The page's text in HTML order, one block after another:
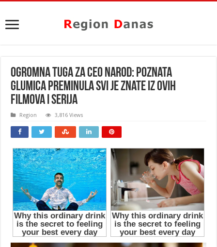
OGROMNA TUGA ZA CEO NAROD: Poznata
glumica PREMINULA svi je znate iz ovih
filmova i serija
Region 3,816 Views